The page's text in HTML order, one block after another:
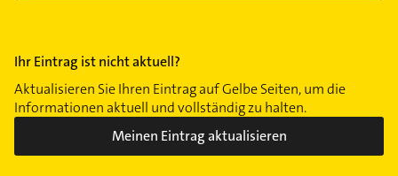
Ihr Eintrag ist nicht aktuell?
Aktualisieren Sie Ihren Eintrag auf Gelbe Seiten, um die
Informationen aktuell und vollständig zu halten.
Meinen Eintrag aktualisieren